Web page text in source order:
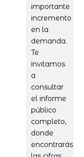
importante
incremento
en la
demanda.
Te
invitamos
a
consultar
el informe
público
completo,
donde
encontrarás